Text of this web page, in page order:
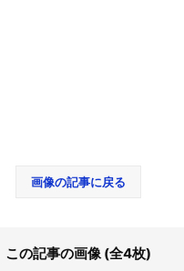
画像の記事に戻る
この記事の画像 (全4枚)